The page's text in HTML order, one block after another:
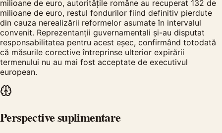
milioane de euro, autoritățile române au recuperat 132 de
milioane de euro, restul fondurilor fiind definitiv pierdute
din cauza nerealizării reformelor asumate în intervalul
convenit. Reprezentanții guvernamentali și-au disputat
responsabilitatea pentru acest eșec, confirmând totodată
că măsurile corective întreprinse ulterior expirării
termenului nu au mai fost acceptate de executivul
european.
Perspective suplimentare